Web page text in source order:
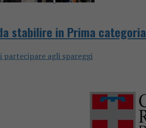
stabilire in Prima categoria
partecipare agli spareggi